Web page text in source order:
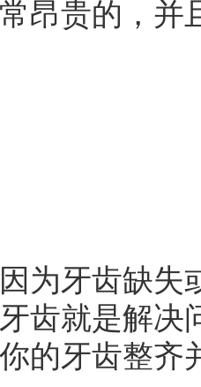
昂贵的，并
牙齿缺失
齿就是解决
的牙齿整齐